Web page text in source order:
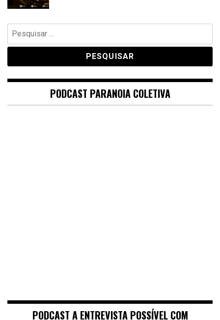
Pesquisar
por:
PODCAST PARANOIA COLETIVA
PODCAST A ENTREVISTA POSSÍVEL COM